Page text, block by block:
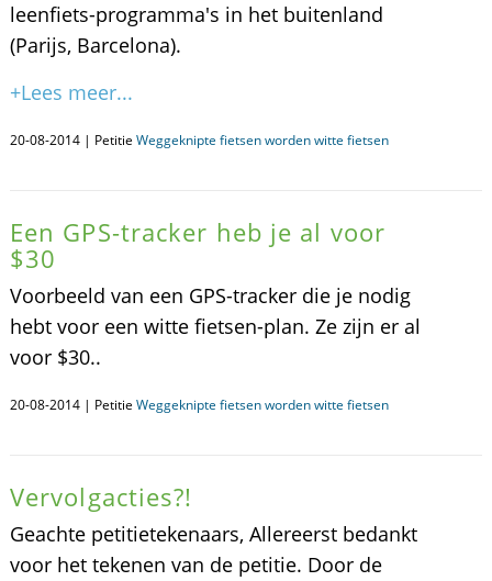
leenfiets-programma's in het buitenland
(Parijs, Barcelona).
+Lees meer...
20-08-2014 | Petitie Weggeknipte fietsen worden witte fietsen
Een GPS-tracker heb je al voor
$30
Voorbeeld van een GPS-tracker die je nodig
hebt voor een witte fietsen-plan. Ze zijn er al
voor $30..
20-08-2014 | Petitie Weggeknipte fietsen worden witte fietsen
Vervolgacties?!
Geachte petitietekenaars, Allereerst bedankt
voor het tekenen van de petitie. Door de